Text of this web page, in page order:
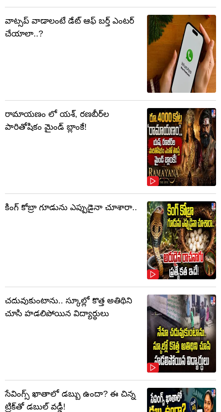
వాట్సప్ వాడాలంటే డేట్ ఆఫ్ బర్త్ ఎంటర్
చేయాలా..?
రామాయణం లో యశ్, రణబీర్‌ల
పారితోషికం మైండ్‌ బ్లాంకే!
కింగ్ కోబ్రా గూడును ఎప్పుడైనా చూశారా..
చదువుకుంటాను.. స్కూల్లో కొత్త అతిథిని
చూసి హడలిపోయిన విద్యార్ధులు
సేవింగ్స్ ఖాతాలో డబ్బు ఉందా? ఈ చిన్న
ట్రిక్‌తో డబుల్ వడ్డీ!